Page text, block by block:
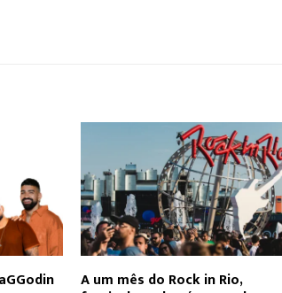
A um mês do Rock in Rio,